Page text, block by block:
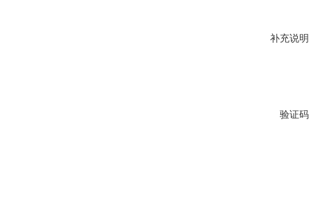
补充说明
验证码